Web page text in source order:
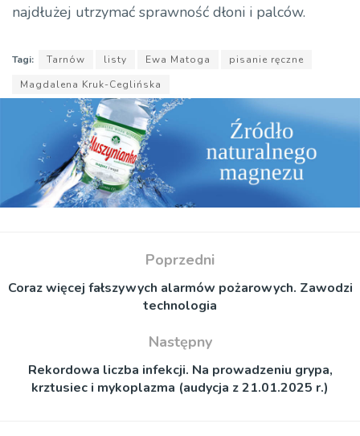
najdłużej utrzymać sprawność dłoni i palców.
Tagi: Tarnów listy Ewa Matoga
pisanie ręczne
Magdalena Kruk-Ceglińska
Poprzedni
Coraz więcej fałszywych alarmów pożarowych. Zawodzi
technologia
Następny
Rekordowa liczba infekcji. Na prowadzeniu grypa,
krztusiec i mykoplazma (audycja z 21.01.2025 r.)